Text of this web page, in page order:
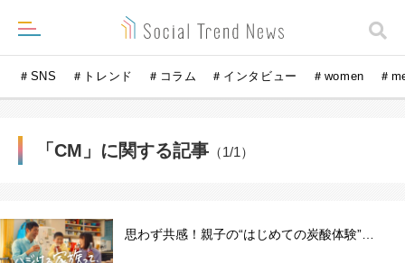
＃SNS ＃トレンド ＃コラム ＃インタビュー ＃women ＃
「CM」に関する記事 （1/1）
思わず共感！親子の“はじめての炭酸体験”…